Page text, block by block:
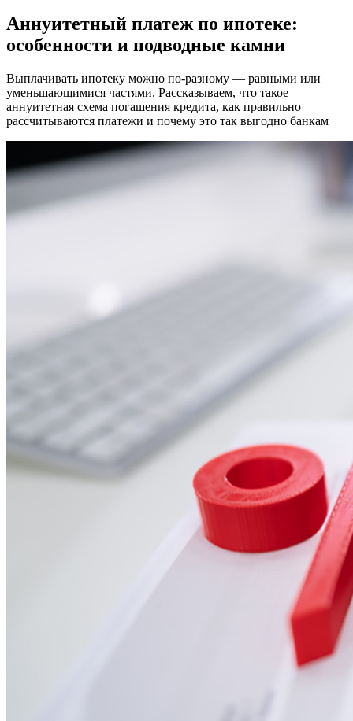
Аннуитетный платеж по ипотеке:
особенности и подводные камни
Выплачивать ипотеку можно по-разному — равными или
уменьшающимися частями. Рассказываем, что такое
аннуитетная схема погашения кредита, как правильно
рассчитываются платежи и почему это так выгодно банкам